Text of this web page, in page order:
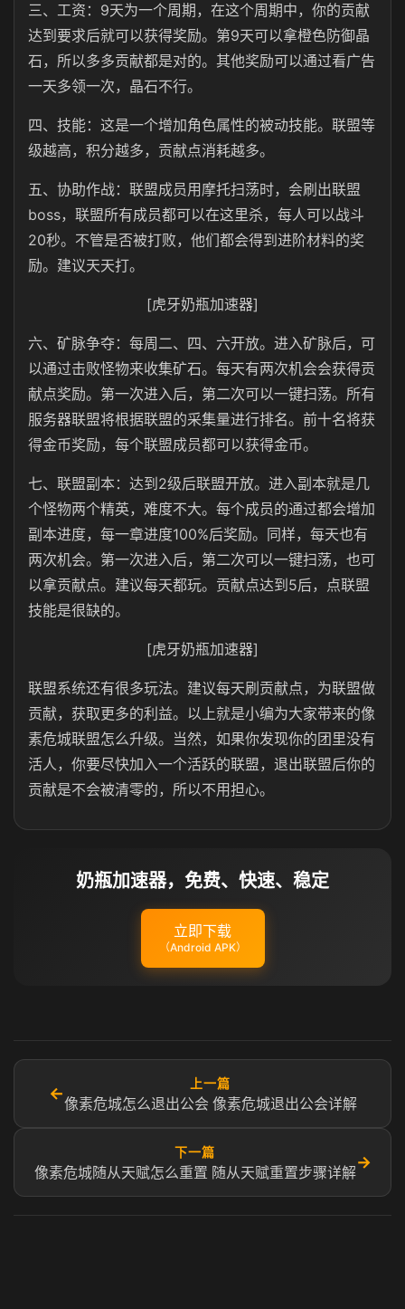
三、工资：9天为一个周期，在这个周期中，你的贡献
达到要求后就可以获得奖励。第9天可以拿橙色防御晶
石，所以多多贡献都是对的。其他奖励可以通过看广告
一天多领一次，晶石不行。
四、技能：这是一个增加角色属性的被动技能。联盟等
级越高，积分越多，贡献点消耗越多。
五、协助作战：联盟成员用摩托扫荡时，会刷出联盟
boss，联盟所有成员都可以在这里杀，每人可以战斗
20秒。不管是否被打败，他们都会得到进阶材料的奖
励。建议天天打。
[虎牙奶瓶加速器]
六、矿脉争夺：每周二、四、六开放。进入矿脉后，可
以通过击败怪物来收集矿石。每天有两次机会会获得贡
献点奖励。第一次进入后，第二次可以一键扫荡。所有
服务器联盟将根据联盟的采集量进行排名。前十名将获
得金币奖励，每个联盟成员都可以获得金币。
七、联盟副本：达到2级后联盟开放。进入副本就是几
个怪物两个精英，难度不大。每个成员的通过都会增加
副本进度，每一章进度100%后奖励。同样，每天也有
两次机会。第一次进入后，第二次可以一键扫荡，也可
以拿贡献点。建议每天都玩。贡献点达到5后，点联盟
技能是很缺的。
[虎牙奶瓶加速器]
联盟系统还有很多玩法。建议每天刷贡献点，为联盟做
贡献，获取更多的利益。以上就是小编为大家带来的像
素危城联盟怎么升级。当然，如果你发现你的团里没有
活人，你要尽快加入一个活跃的联盟，退出联盟后你的
贡献是不会被清零的，所以不用担心。
奶瓶加速器，免费、快速、稳定
立即下载
（Android APK）
←
上一篇
像素危城怎么退出公会 像素危城退出公会详解
下一篇
像素危城随从天赋怎么重置 随从天赋重置步骤详解
→